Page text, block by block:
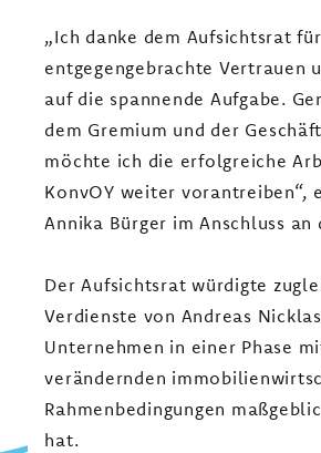
„Ich danke dem Aufsichtsrat
entgegengebrachte Vertrauen
auf die spannende Aufgabe.
dem Gremium und der
möchte ich die erfolgreiche
KonvOY weiter vorantreiben“,
Annika Bürger im Anschluss an
Der Aufsichtsrat würdigte
Verdienste von Andreas
Unternehmen in einer Phase
verändernden
Rahmenbedingungen
hat.